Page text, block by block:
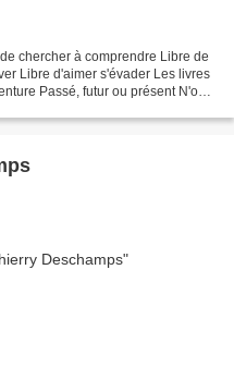
chercher à comprendre Libre de
Libre d'aimer s'évader Les livres
Passé, futur ou présent N'ont